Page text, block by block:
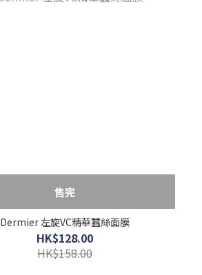
售完
Dermier 左旋VC精華蠶絲面膜
HK$128.00
HK$158.00